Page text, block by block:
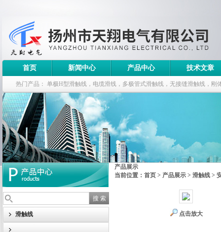
首页 新闻中心 产品中心 技术文章
热门产品： 单极H型滑触线，电缆滑线，多极管式滑触线，无接缝滑触线，刚
钢电缆滑车
滑触线
产品展示
当前位置： 首页 > 产品展示 > 滑触线 >
点击放大